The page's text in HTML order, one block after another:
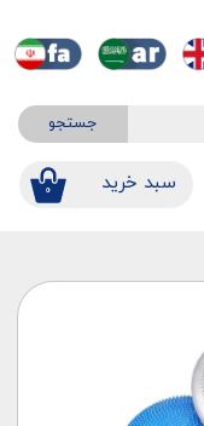
جستجو
۰ ​​سبد خرید